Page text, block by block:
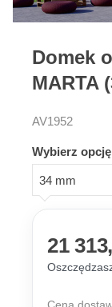
Domek
MARTA
AV1952
Wybierz
34 mm
21
Cena